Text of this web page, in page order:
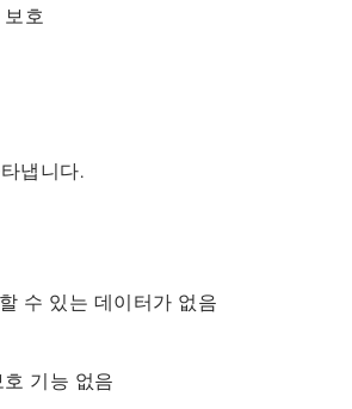
호
냅니다.
수 있는 데이터가 없음
기능 없음